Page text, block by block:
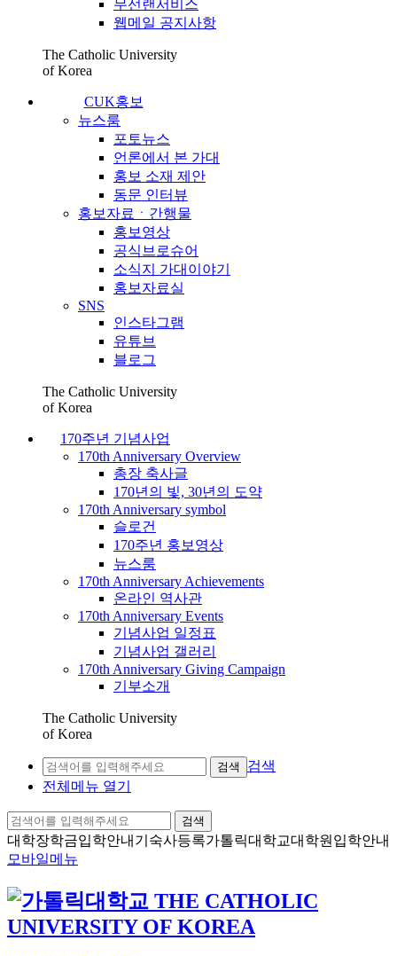
무선랜서비스
웹메일 공지사항
The Catholic University
of Korea
CUK홍보
뉴스룸
포토뉴스
언론에서 본 가대
홍보 소재 제안
동문 인터뷰
홍보자료ㆍ간행물
홍보영상
공식브로슈어
소식지 가대이야기
홍보자료실
SNS
인스타그램
유튜브
블로그
The Catholic University
of Korea
170주년 기념사업
170th Anniversary Overview
총장 축사글
170년의 빛, 30년의 도약
170th Anniversary symbol
슬로건
170주년 홍보영상
뉴스룸
170th Anniversary Achievements
온라인 역사관
170th Anniversary Events
기념사업 일정표
기념사업 갤러리
170th Anniversary Giving Campaign
기부소개
The Catholic University
of Korea
검색
검색
전체메뉴 열기
검색
대학장학금입학안내 기숙사등록가톨릭대학교대학원입학안내
모바일메뉴